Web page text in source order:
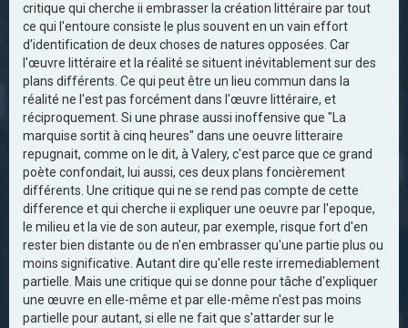
critique qui cherche ii embrasser la création littéraire par tout
ce qui l'entoure consiste le plus souvent en un vain effort
d'identification de deux choses de natures opposées. Car
l'œuvre littéraire et la réalité se situent inévitablement sur des
plans différents. Ce qui peut être un lieu commun dans la
réalité ne l'est pas forcément dans l'œuvre littéraire, et
réciproquement. Si une phrase aussi inoffensive que "La
marquise sortit à cinq heures" dans une oeuvre litteraire
repugnait, comme on le dit, à Valery, c'est parce que ce grand
poète confondait, lui aussi, ces deux plans foncièrement
différents. Une critique qui ne se rend pas compte de cette
difference et qui cherche ii expliquer une oeuvre par l'epoque,
le milieu et la vie de son auteur, par exemple, risque fort d'en
rester bien distante ou de n'en embrasser qu'une partie plus ou
moins significative. Autant dire qu'elle reste irremediablement
partielle. Mais une critique qui se donne pour tâche d'expliquer
une œuvre en elle-même et par elle-même n'est pas moins
partielle pour autant, si elle ne fait que s'attarder sur le